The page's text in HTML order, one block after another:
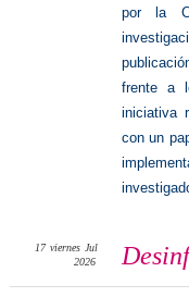
por la
frente a
iniciativa
con un
17 viernes Jul
2026